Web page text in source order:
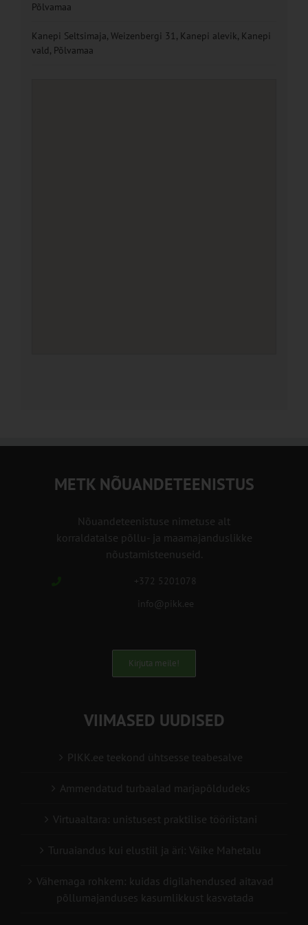
Põlvamaa
Kanepi Seltsimaja, Weizenbergi 31, Kanepi alevik, Kanepi
vald, Põlvamaa
METK NÕUANDETEENISTUS
Nõuandeteenistuse nimetuse alt
korraldatalse põllu- ja maamajanduslikke
nõustamisteenuseid.
+372 5201078
info@pikk.ee
Kirjuta meile!
VIIMASED UUDISED
PIKK.ee teekond ühtsesse teabesalve
Ammendatud turbaalad marjapõldudeks
Virtuaaltara: unistusest praktilise tööriistani
Turuaiandus kui elustiil ja äri: Väike Mahetalu
Vähemaga rohkem: kuidas digilahendused aitavad
põllumajanduses kasumlikkust kasvatada